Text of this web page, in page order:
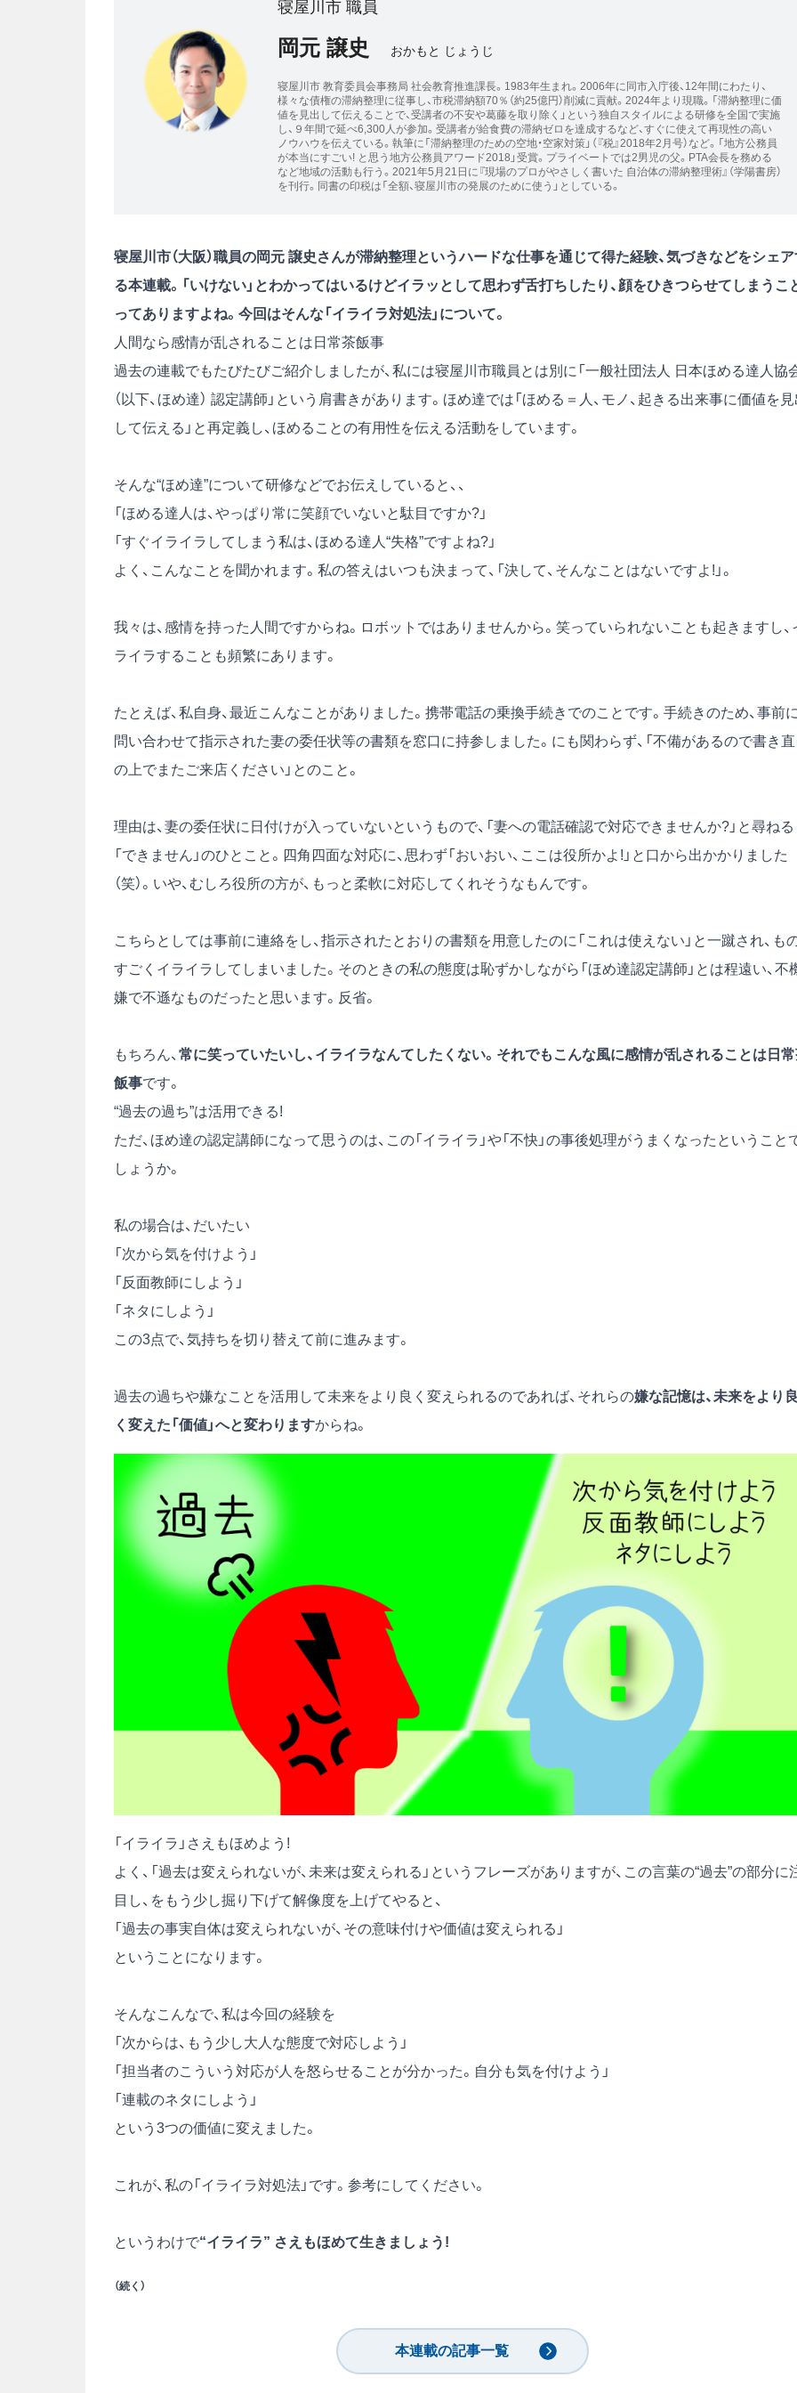
寝屋川市 職員
岡元 譲史 おかもと じょうじ
寝屋川市 教育委員会事務局 社会教育推進課長。1983年生まれ。2006年に同市入庁後、12年間にわたり、
様々な債権の滞納整理に従事し、市税滞納額70％（約25億円）削減に貢献。2024年より現職。「滞納整理に価
値を見出して伝えることで、受講者の不安や葛藤を取り除く」という独自スタイルによる研修を全国で実施
し、９年間で延べ6,300人が参加。受講者が給食費の滞納ゼロを達成するなど、すぐに使えて再現性の高い
ノウハウを伝えている。執筆に「滞納整理のための空地・空家対策」（『税』2018年2月号）など。「地方公務員
が本当にすごい! と思う地方公務員アワード2018」受賞。プライベートでは2男児の父。PTA会長を務める
など地域の活動も行う。2021年5月21日に『現場のプロがやさしく書いた 自治体の滞納整理術』（学陽書房）
を刊行。同書の印税は「全額、寝屋川市の発展のために使う」としている。
寝屋川市（大阪）職員の岡元 譲史さんが滞納整理というハードな仕事を通じて得た経験、気づきなどをシェ
る本連載。「いけない」とわかってはいるけどイラッとして思わず舌打ちしたり、顔をひきつらせてしまうこ
ってありますよね。今回はそんな「イライラ対処法」について。
人間なら感情が乱されることは日常茶飯事
過去の連載でもたびたびご紹介しましたが、私には寝屋川市職員とは別に「 一般社団法人 日本ほめる達人協
（以下、ほめ達） 認定講師」という肩書きがあります。ほめ達では「ほめる＝人、モノ、起きる出来事に価値を
して伝える」と再定義し、ほめることの有用性を伝える活動をしています。
そんな“ほめ達”について研修などでお伝えしていると、、
「ほめる達人は、やっぱり常に笑顔でいないと駄目ですか?」
「すぐイライラしてしまう私は、ほめる達人“失格”ですよね?」
よく、こんなことを聞かれます。私の答えはいつも決まって、「決して、そんなことはないですよ!」。
我々は、感情を持った人間ですからね。ロボットではありませんから。笑っていられないことも起きますし、
ライラすることも頻繁にあります。
たとえば、私自身、最近こんなことがありました。携帯電話の乗換手続きでのことです。手続きのため、事前
問い合わせて指示された妻の委任状等の書類を窓口に持参しました。にも関わらず、「不備があるので書き
の上でまたご来店ください」とのこと。
理由は、妻の委任状に日付けが入っていないというもので、「妻への電話確認で対応できませんか?」と尋ね
「できません」のひとこと。四角四面な対応に、思わず「おいおい、ここは役所かよ!」と口から出かかりました
（笑）。いや、むしろ役所の方が、もっと柔軟に対応してくれそうなもんです。
こちらとしては事前に連絡をし、指示されたとおりの書類を用意したのに「これは使えない」と一蹴され、も
すごくイライラしてしまいました。そのときの私の態度は恥ずかしながら「ほめ達認定講師」とは程遠い、不
嫌で不遜なものだったと思います。反省。
もちろん、 常に笑っていたいし、イライラなんてしたくない。それでもこんな風に感情が乱されることは日
飯事です。
“過去の過ち”は活用できる!
ただ、ほめ達の認定講師になって思うのは、この「イライラ」や「不快」の事後処理がうまくなったということ
しょうか。
私の場合は、だいたい
「次から気を付けよう」
「反面教師にしよう」
「ネタにしよう」
この3点で、気持ちを切り替えて前に進みます。
過去の過ちや嫌なことを活用して未来をより良く変えられるのであれば、それらの嫌な記憶は、未来をより
く変えた「価値」へと変わりますからね。
「イライラ」さえもほめよう!
よく、「過去は変えられないが、未来は変えられる」というフレーズがありますが、この言葉の“過去”の部分に
目し、をもう少し掘り下げて解像度を上げてやると、
「過去の事実自体は変えられないが、その意味付けや価値は変えられる」
ということになります。
そんなこんなで、私は今回の経験を
「次からは、もう少し大人な態度で対応しよう」
「担当者のこういう対応が人を怒らせることが分かった。自分も気を付けよう」
「連載のネタにしよう」
という3つの価値に変えました。
これが、私の「イライラ対処法」です。参考にしてください。
というわけで“イライラ” さえもほめて生きましょう!
（続く）
本連載の記事一覧